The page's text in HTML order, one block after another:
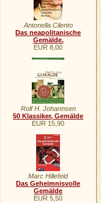
Antonella Cilento
Das neapolitanische
Gemälde.
EUR 8,00
Rolf H. Johannsen
50 Klassiker, Gemälde
EUR 15,90
Marc Hillefeld
Das Geheimnisvolle
Gemälde
EUR 5,50